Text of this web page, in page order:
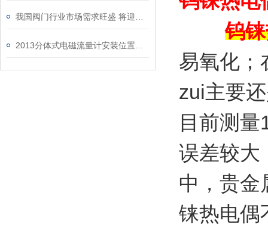
钨
易氧化；
zui主要
目前测
误差较大
中，贵金
铼热电偶